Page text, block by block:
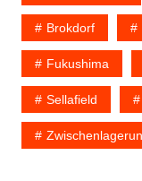
Brokdorf
Fukushima
Sellafield